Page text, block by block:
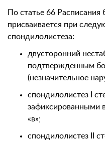
По статье 66 Расписания
присваивается при
спондилолистеза:
двусторонний
подтвержденным
(незначительное
спондилолистез I
зафиксированными
«в»;
спондилолистез II